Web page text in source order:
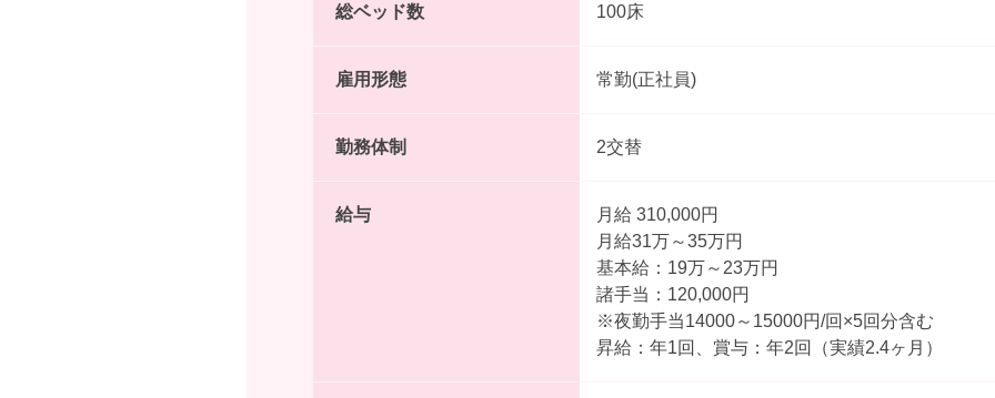
総ベッド数 100床
雇用形態 常勤(正社員)
勤務体制 2交替
給与
月給 310,000円
月給31万～35万円
基本給：19万～23万円
諸手当：120,000円
※夜勤手当14000～15000円/回×5回分含む
昇給：年1回、賞与：年2回（実績2.4ヶ月）